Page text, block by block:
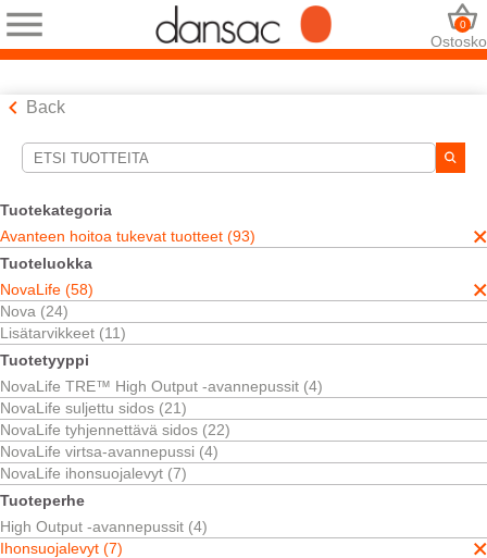
0
Back
Tuotekategoria
Avanteen hoitoa tukevat tuotteet (93)
Tuoteluokka
NovaLife (58)
Nova (24)
Lisätarvikkeet (11)
Tuotetyyppi
NovaLife TRE™ High Output -avannepussit (4)
NovaLife suljettu sidos (21)
NovaLife tyhjennettävä sidos (22)
NovaLife virtsa-avannepussi (4)
NovaLife ihonsuojalevyt (7)
Tuoteperhe
High Output -avannepussit (4)
Ihonsuojalevyt (7)
Hakutyökalut
Valintasi:
Avanteen hoitoa tukevat tuotteet
NovaLife
Ihonsuojalevyt
Valintasi vastasi7tuloksia
Järjestä: